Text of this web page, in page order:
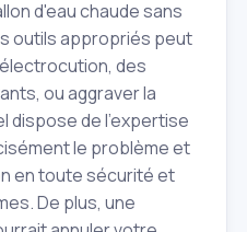
d'eau chaude sans
outils appropriés peut
des
ou aggraver la
dispose de l'expertise
le problème et
en toute sécurité et
De plus, une